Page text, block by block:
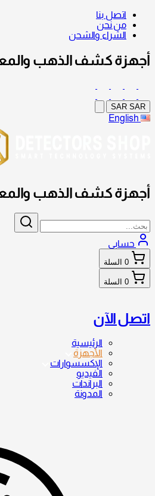
اتصل بنا
من نحن
الشراء والشحن
أجهزة كشف الذهب
SAR SAR
English
أجهزة كشف الذهب
حسابي
0 السلة
0 السلة
اتصل الآن
الرئيسية
الأجهزة
الإكسسوارات
الفيديو
البراندات
المدونة